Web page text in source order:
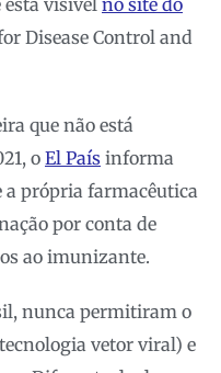
está visível no site do
Disease Control and
que não está
o El País informa
a própria farmacêutica
por conta de
ao imunizante.
nunca permitiram o
vetor viral) e